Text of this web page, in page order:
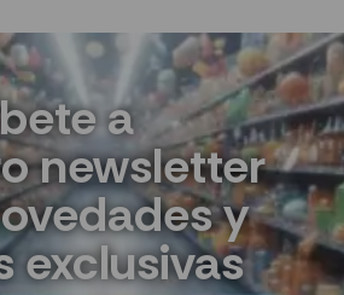
a
newsletter
y
exclusivas